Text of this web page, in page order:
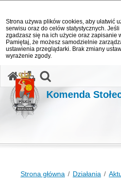
Strona używa plików cookies, aby ułatwić
serwisu oraz do celów statystycznych.
zgadzasz się na ich użycie oraz zapisanie
Pamiętaj, że możesz samodzielnie
ustawienia przeglądarki. Brak zmiany
wyrażenie zgody.
Komenda
Strona główna Działania